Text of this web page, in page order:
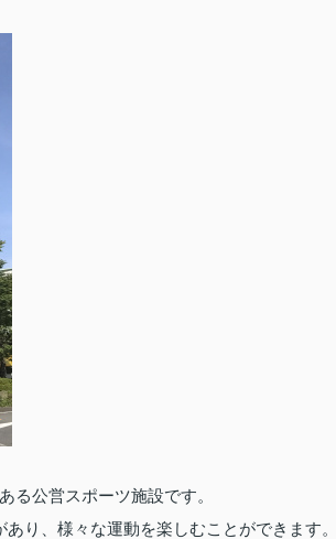
る公営スポーツ施設です。
り、様々な運動を楽しむことができます